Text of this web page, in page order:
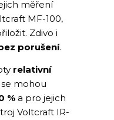
měření
MF-100,
Zdivo i
porušení.
relativní
se mohou
% a pro jejich
Voltcraft IR-